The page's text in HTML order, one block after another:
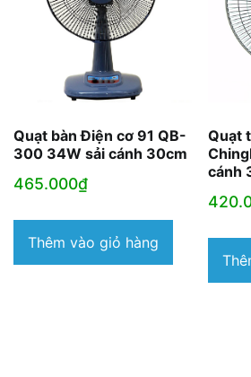
Quạt bàn Điện cơ 91 QB-
300 34W sải cánh 30cm
465.000₫
Thêm vào giỏ hàng
Quạt
cánh